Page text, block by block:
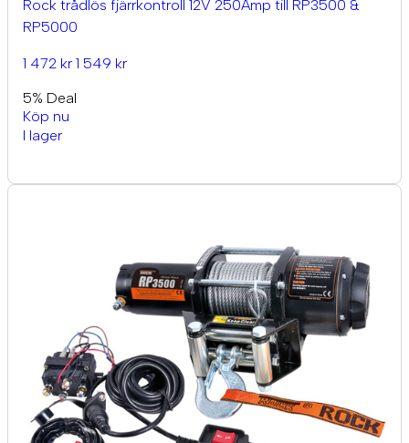
Rock trådlös fjärrkontroll 12V 250Amp till RP3500 &
RP5000
1 472 kr 1 549 kr
5% Deal
Köp nu
I lager